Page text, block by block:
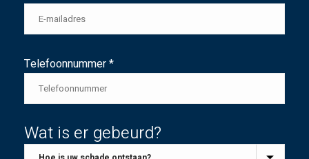
Telefoonnummer *
Wat is er gebeurd?